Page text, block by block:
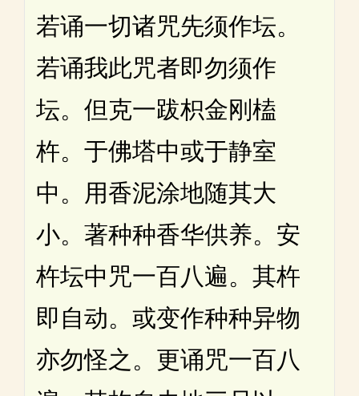
若诵一切诸咒先须作坛。
若诵我此咒者即勿须作
坛。但克一跋枳金刚榼
杵。于佛塔中或于静室
中。用香泥涂地随其大
小。著种种香华供养。安
杵坛中咒一百八遍。其杵
即自动。或变作种种异物
亦勿怪之。更诵咒一百八